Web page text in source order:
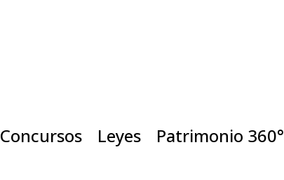
Concursos Leyes Patrimonio 360°